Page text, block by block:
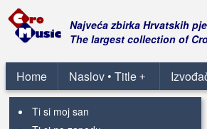
Najveća zbirka Hrvatskih
The largest collection of
Home +
Naslov • Title
Sine moj
Sjećanja
Sve bih dao
Tamo di mi sunce sja
Ti si moj san